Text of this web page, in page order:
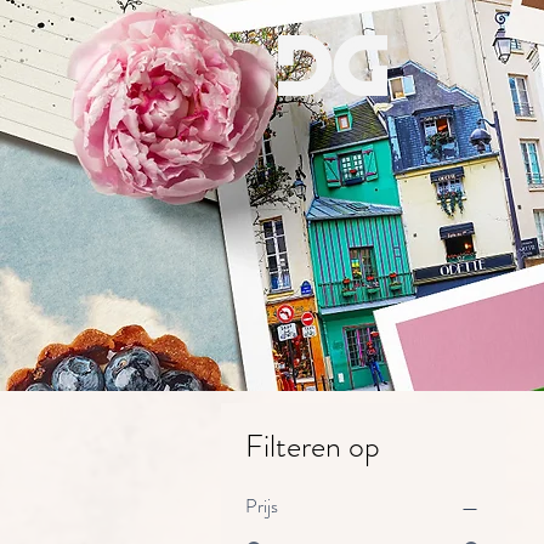
Filteren op
Prijs